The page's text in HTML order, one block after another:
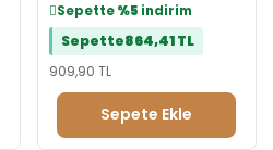
Sepette%5 indirim
Sepette864,41 TL
909,90 TL
Sepete Ekle